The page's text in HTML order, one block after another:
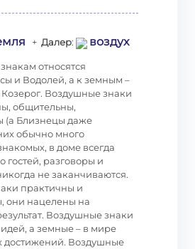
+ Далер: воздух
относятся
и Водолей, а к земным –
Воздушные знаки
общительны,
(а Близнецы даже
обычно много
в доме всегда
гостей, разговоры и
не заканчиваются.
практичны и
они нацелены на
Воздушные знаки
а земные – в мире
достижений. Воздушные